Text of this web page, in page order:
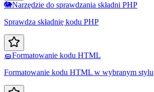
🐘Narzędzie do sprawdzania składni PHP
Sprawdza składnię kodu PHP
🧽Formatowanie kodu HTML
Formatowanie kodu HTML w wybranym stylu